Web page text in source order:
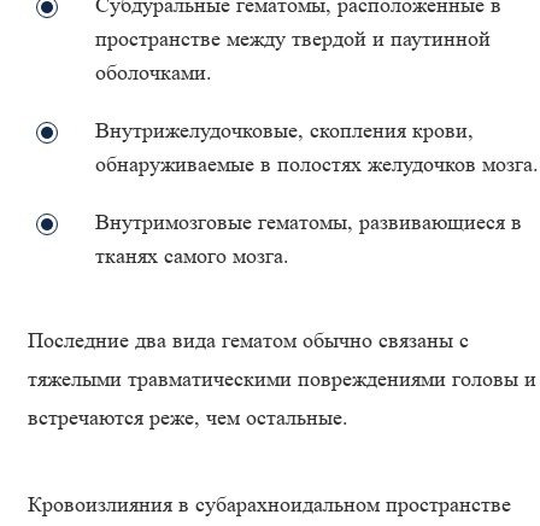
Субдуральные гематомы, расположенные в
пространстве между твердой и паутинной
оболочками.
Внутрижелудочковые, скопления крови,
обнаруживаемые в полостях желудочков мозга.
Внутримозговые гематомы, развивающиеся в
тканях самого мозга.
Последние два вида гематом обычно связаны с
тяжелыми травматическими повреждениями головы и
встречаются реже, чем остальные.
Кровоизлияния в субарахноидальном пространстве